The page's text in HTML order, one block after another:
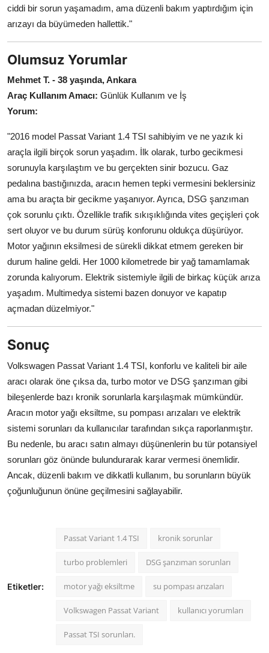
ciddi bir sorun yaşamadım, ama düzenli bakım yaptırdığım için
arızayı da büyümeden hallettik."
Olumsuz Yorumlar
Mehmet T. - 38 yaşında, Ankara
Araç Kullanım Amacı: Günlük Kullanım ve İş
Yorum:
"2016 model Passat Variant 1.4 TSI sahibiyim ve ne yazık ki
araçla ilgili birçok sorun yaşadım. İlk olarak, turbo gecikmesi
sorunuyla karşılaştım ve bu gerçekten sinir bozucu. Gaz
pedalına bastığınızda, aracın hemen tepki vermesini beklersiniz
ama bu araçta bir gecikme yaşanıyor. Ayrıca, DSG şanzıman
çok sorunlu çıktı. Özellikle trafik sıkışıklığında vites geçişleri çok
sert oluyor ve bu durum sürüş konforunu oldukça düşürüyor.
Motor yağının eksilmesi de sürekli dikkat etmem gereken bir
durum haline geldi. Her 1000 kilometrede bir yağ tamamlamak
zorunda kalıyorum. Elektrik sistemiyle ilgili de birkaç küçük arıza
yaşadım. Multimedya sistemi bazen donuyor ve kapatıp
açmadan düzelmiyor."
Sonuç
Volkswagen Passat Variant 1.4 TSI, konforlu ve kaliteli bir aile
aracı olarak öne çıksa da, turbo motor ve DSG şanzıman gibi
bileşenlerde bazı kronik sorunlarla karşılaşmak mümkündür.
Aracın motor yağı eksiltme, su pompası arızaları ve elektrik
sistemi sorunları da kullanıcılar tarafından sıkça raporlanmıştır.
Bu nedenle, bu aracı satın almayı düşünenlerin bu tür potansiyel
sorunları göz önünde bulundurarak karar vermesi önemlidir.
Ancak, düzenli bakım ve dikkatli kullanım, bu sorunların büyük
çoğunluğunun önüne geçilmesini sağlayabilir.
Etiketler:
Passat Variant 1.4 TSI kronik sorunlar
turbo problemleri DSG şanzıman sorunları
motor yağı eksiltme su pompası arızaları
Volkswagen Passat Variant kullanıcı yorumları
Passat TSI sorunları.